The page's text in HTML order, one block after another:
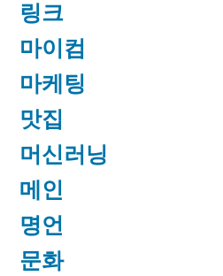
링크
마이컴
마케팅
맛집
머신러닝
메인
명언
문화